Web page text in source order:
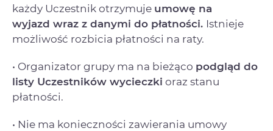
każdy Uczestnik otrzymuje umowę na
wyjazd wraz z danymi do płatności. Istnieje
możliwość rozbicia płatności na raty.
• Organizator grupy ma na bieżąco podgląd do
listy Uczestników wycieczki oraz stanu
płatności.
• Nie ma konieczności zawierania umowy